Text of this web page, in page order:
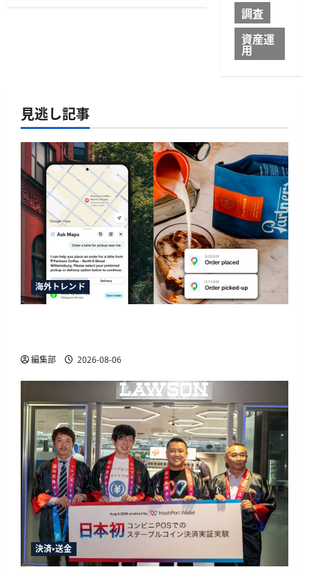
調査
資産運
用
見逃し記事
海外トレンド
編集部 2026-08-06
決済・送金